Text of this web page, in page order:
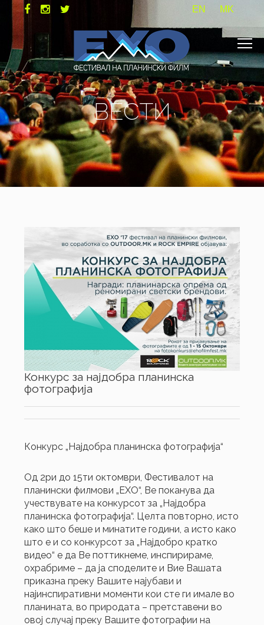
EN MK
ВЕСТИ
Конкурс за најдобра планинска
фотографија
Конкурс „Најдобра планинска фотографија“
Од 2ри до 15ти октомври, Фестивалот на
планински филмови „ЕХО“, Ве поканува да
учествувате на конкурсот за „Најдобра
планинска фотографија“. Целта повторно, исто
како што беше и минатите години, а исто како
што е и со конкурсот за „Најдобро кратко
видео“ е да Ве поттикнеме, инспирираме,
охрабриме – да ја споделите и Вие Вашата
приказна преку Вашите најубави и
најинспиративни моменти кои сте ги имале во
планината, во природата – претставени во
овој случај преку Вашите фотографии на